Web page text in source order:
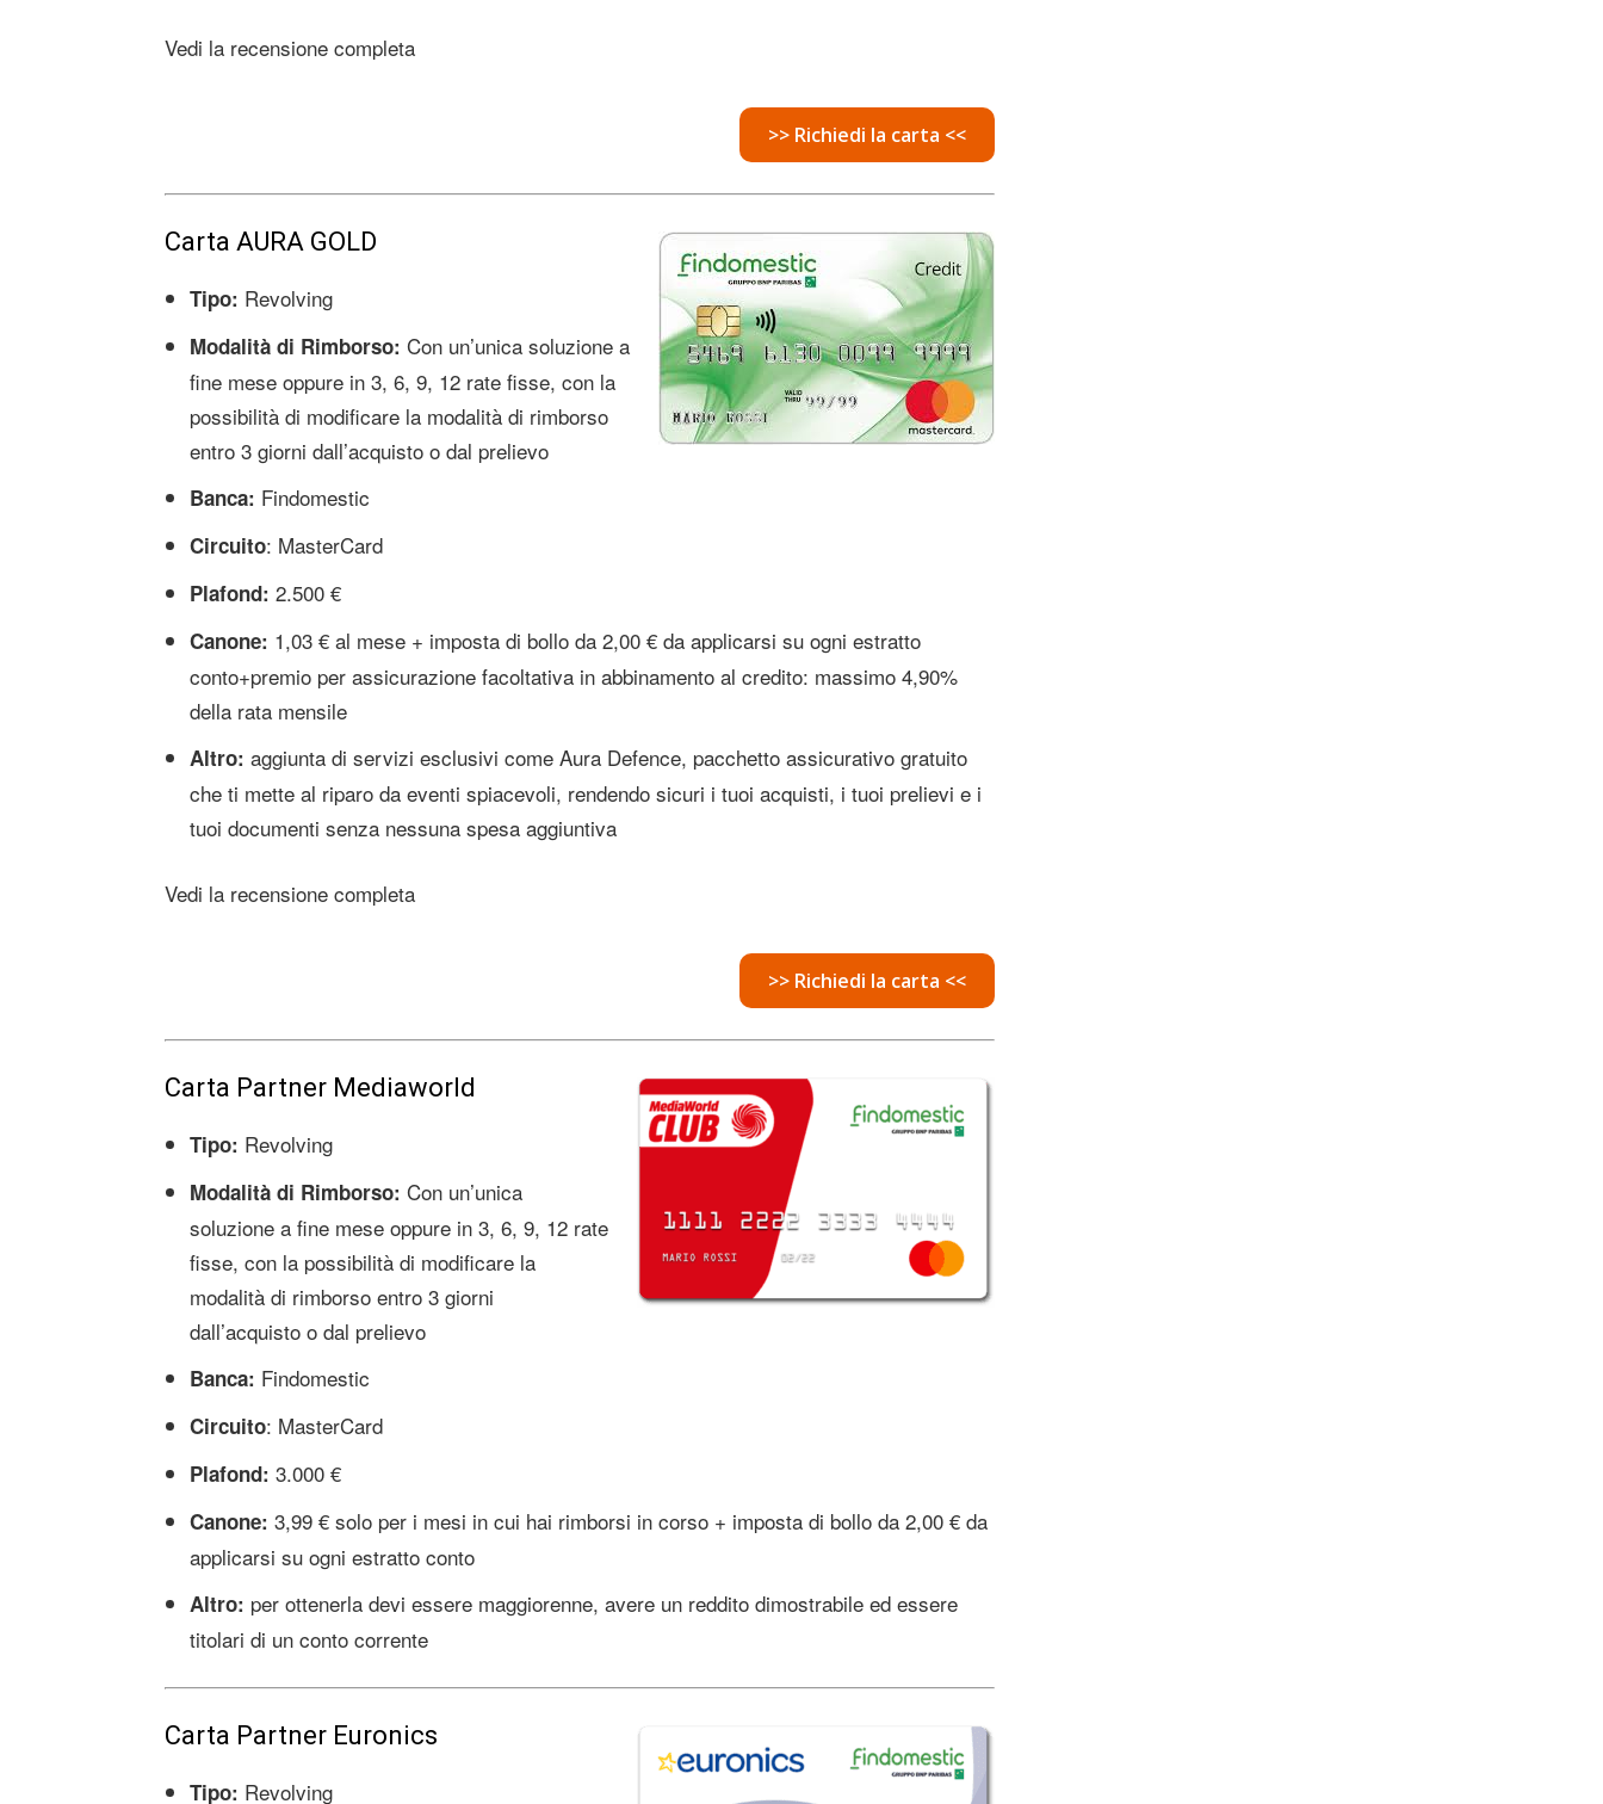
Vedi la recensione completa
>> Richiedi la carta <<
Carta AURA GOLD
Tipo: Revolving
Modalità di Rimborso: Con un’unica soluzione a
fine mese oppure in 3, 6, 9, 12 rate fisse, con la
possibilità di modificare la modalità di rimborso
entro 3 giorni dall’acquisto o dal prelievo
Banca: Findomestic
Circuito: MasterCard
Plafond: 2.500 €
Canone: 1,03 € al mese + imposta di bollo da 2,00 € da applicarsi su ogni estratto
conto+premio per assicurazione facoltativa in abbinamento al credito: massimo 4,90%
della rata mensile
Altro: aggiunta di servizi esclusivi come Aura Defence, pacchetto assicurativo gratuito
che ti mette al riparo da eventi spiacevoli, rendendo sicuri i tuoi acquisti, i tuoi prelievi e i
tuoi documenti senza nessuna spesa aggiuntiva
Vedi la recensione completa
>> Richiedi la carta <<
Carta Partner Mediaworld
Tipo: Revolving
Modalità di Rimborso: Con un’unica
soluzione a fine mese oppure in 3, 6, 9, 12 rate
fisse, con la possibilità di modificare la
modalità di rimborso entro 3 giorni
dall’acquisto o dal prelievo
Banca: Findomestic
Circuito: MasterCard
Plafond: 3.000 €
Canone: 3,99 € solo per i mesi in cui hai rimborsi in corso + imposta di bollo da 2,00 € da
applicarsi su ogni estratto conto
Altro: per ottenerla devi essere maggiorenne, avere un reddito dimostrabile ed essere
titolari di un conto corrente
Carta Partner Euronics
Tipo: Revolving